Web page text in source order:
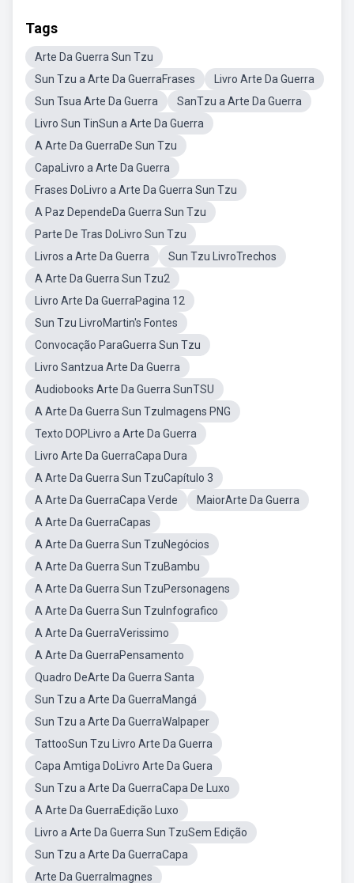
Tags
Arte Da Guerra Sun Tzu
Sun Tzu a Arte Da GuerraFrases
Livro Arte Da Guerra
Sun Tsua Arte Da Guerra
SanTzu a Arte Da Guerra
Livro Sun TinSun a Arte Da Guerra
A Arte Da GuerraDe Sun Tzu
CapaLivro a Arte Da Guerra
Frases DoLivro a Arte Da Guerra Sun Tzu
A Paz DependeDa Guerra Sun Tzu
Parte De Tras DoLivro Sun Tzu
Livros a Arte Da Guerra
Sun Tzu LivroTrechos
A Arte Da Guerra Sun Tzu2
Livro Arte Da GuerraPagina 12
Sun Tzu LivroMartin's Fontes
Convocação ParaGuerra Sun Tzu
Livro Santzua Arte Da Guerra
Audiobooks Arte Da Guerra SunTSU
A Arte Da Guerra Sun TzuImagens PNG
Texto DOPLivro a Arte Da Guerra
Livro Arte Da GuerraCapa Dura
A Arte Da Guerra Sun TzuCapítulo 3
A Arte Da GuerraCapa Verde
MaiorArte Da Guerra
A Arte Da GuerraCapas
A Arte Da Guerra Sun TzuNegócios
A Arte Da Guerra Sun TzuBambu
A Arte Da Guerra Sun TzuPersonagens
A Arte Da Guerra Sun TzuInfografico
A Arte Da GuerraVerissimo
A Arte Da GuerraPensamento
Quadro DeArte Da Guerra Santa
Sun Tzu a Arte Da GuerraMangá
Sun Tzu a Arte Da GuerraWalpaper
TattooSun Tzu Livro Arte Da Guerra
Capa Amtiga DoLivro Arte Da Guera
Sun Tzu a Arte Da GuerraCapa De Luxo
A Arte Da GuerraEdição Luxo
Livro a Arte Da Guerra Sun TzuSem Edição
Sun Tzu a Arte Da GuerraCapa
Arte Da GuerraImagnes